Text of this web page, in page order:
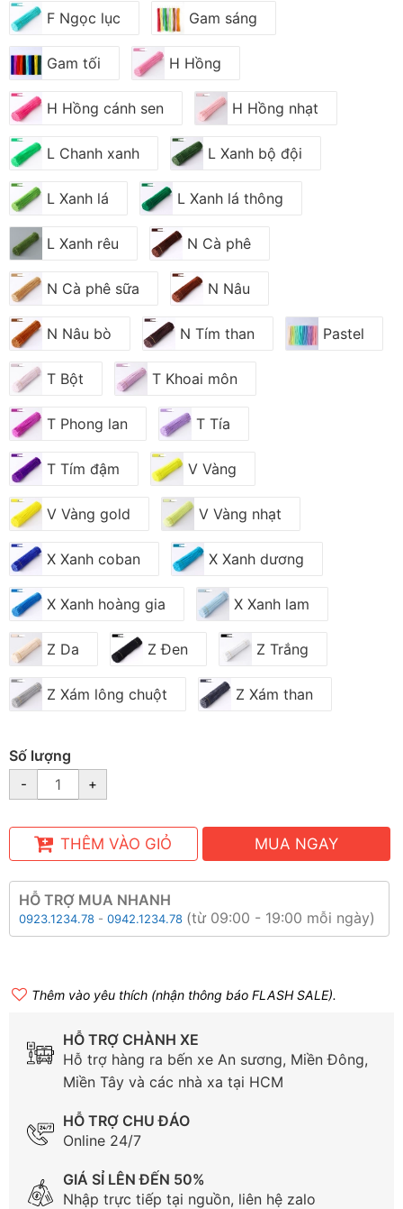
F Ngọc lục Gam sáng
Gam tối H Hồng
H Hồng cánh sen H Hồng nhạt
L Chanh xanh L Xanh bộ đội
L Xanh lá L Xanh lá thông
L Xanh rêu N Cà phê
N Cà phê sữa N Nâu
N Nâu bò N Tím than Pastel
T Bột T Khoai môn
T Phong lan T Tía
T Tím đậm V Vàng
V Vàng gold V Vàng nhạt
X Xanh coban X Xanh dương
X Xanh hoàng gia X Xanh lam
Z Da Z Đen Z Trắng
Z Xám lông chuột Z Xám than
Số lượng
- +
THÊM VÀO GIỎ MUA NGAY
HỖ TRỢ MUA NHANH
0923.1234.78 - 0942.1234.78 (từ 09:00 - 19:00 mỗi ngày)
Thêm vào yêu thích (nhận thông báo FLASH SALE).
HỖ TRỢ CHÀNH XE
Hỗ trợ hàng ra bến xe An sương, Miền Đông,
Miền Tây và các nhà xa tại HCM
HỖ TRỢ CHU ĐÁO
Online 24/7
GIÁ SỈ LÊN ĐẾN 50%
Nhập trực tiếp tại nguồn, liên hệ zalo